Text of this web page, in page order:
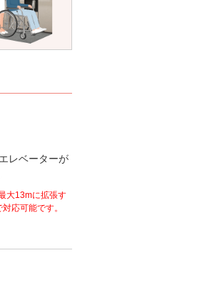
レベーターが
大13mに拡張す
応可能です。